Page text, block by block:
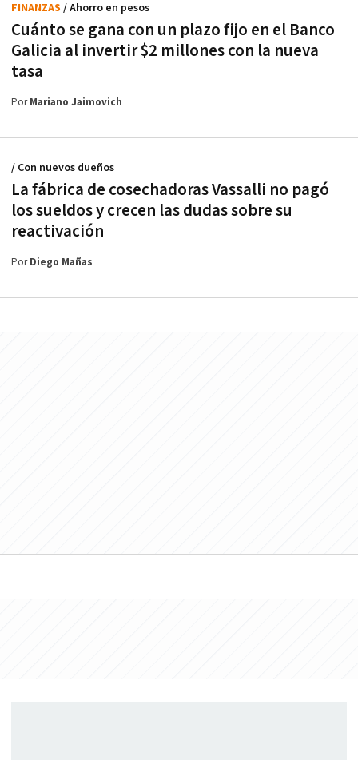
Cuánto se gana con un plazo fijo en el Banco
Galicia al invertir $2 millones con la nueva
tasa
FINANZAS / Ahorro en pesos
PorMariano Jaimovich
La fábrica de cosechadoras Vassalli no pagó
los sueldos y crecen las dudas sobre su
reactivación
/ Con nuevos dueños
PorDiego Mañas